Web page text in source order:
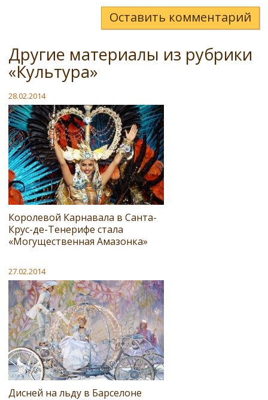
Оставить комментарий
Другие материалы из рубрики
«Культура»
28.02.2014
Королевой Карнавала в Санта-
Крус-де-Тенерифе стала
«Могущественная Амазонка»
27.02.2014
Дисней на льду в Барселоне